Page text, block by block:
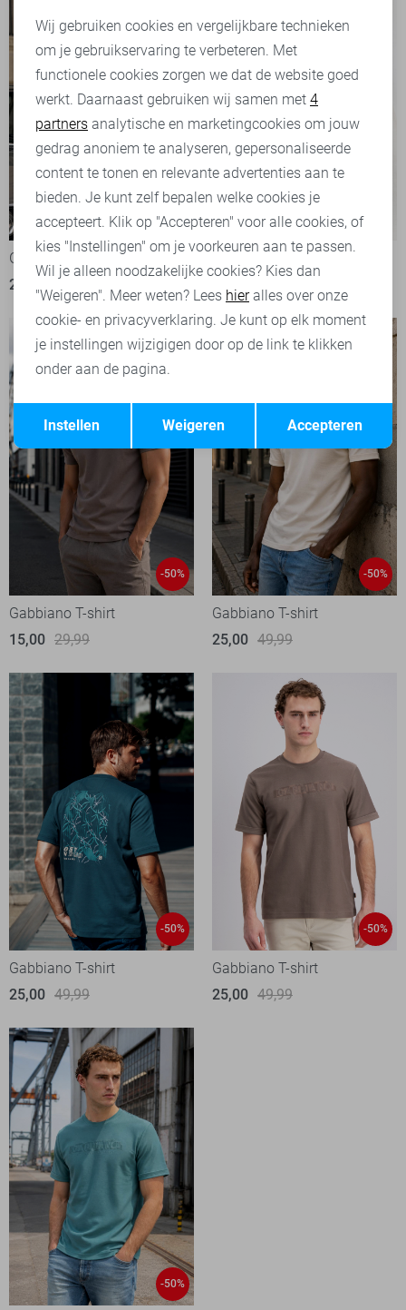
-50%
Gabbiano T-shirt
20,00
-50%
Gabbiano T-shirt
22,50
-50%
Gabbiano T-shirt
15,00 29,99
-50%
Gabbiano T-shirt
25,00 49,99
-50%
Gabbiano T-shirt
25,00 49,99
-50%
Gabbiano T-shirt
25,00 49,99
-50%
Personalisatie cookies
Analytische cookies
Marketing cookies
Terug Opslaan
Wij gebruiken cookies en vergelijkbare technieken
om je gebruikservaring te verbeteren. Met
functionele cookies zorgen we dat de website goed
werkt. Daarnaast gebruiken wij samen met 4
partners analytische en marketingcookies om jouw
gedrag anoniem te analyseren, gepersonaliseerde
content te tonen en relevante advertenties aan te
bieden. Je kunt zelf bepalen welke cookies je
accepteert. Klik op "Accepteren" voor alle cookies, of
kies "Instellingen" om je voorkeuren aan te passen.
Wil je alleen noodzakelijke cookies? Kies dan
"Weigeren". Meer weten? Lees hieralles over onze
cookie- en privacyverklaring. Je kunt op elk moment
je instellingen wijzigigen door op de link te klikken
onder aan de pagina.
Accepteren
Weigeren
Instellen